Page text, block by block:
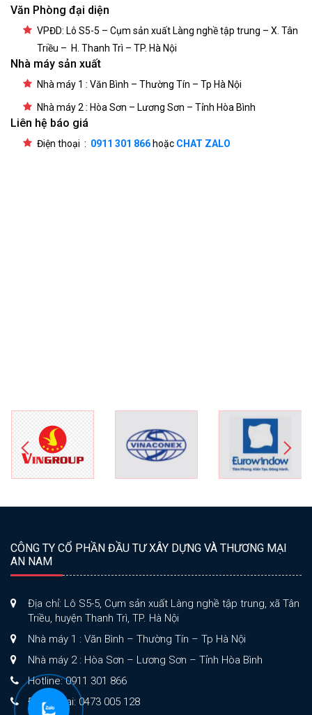
Văn Phòng đại diện
VPĐD: Lô S5-5 – Cụm sản xuất Làng nghề tập trung – X. Tân
Triều – H. Thanh Trì – TP. Hà Nội
Nhà máy sản xuất
Nhà máy 1 : Văn Bình – Thường Tín – Tp Hà Nội
Nhà máy 2 : Hòa Sơn – Lương Sơn – Tỉnh Hòa Bình
Liên hệ báo giá
Điện thoại : 0911 301 866 hoặc CHAT ZALO
CÔNG TY CỔ PHẦN ĐẦU TƯ XÂY DỰNG VÀ THƯƠNG MẠI
AN NAM
Địa chỉ: Lô S5-5, Cụm sản xuất Làng nghề tập trung, xã Tân
Triều, huyện Thanh Trì, TP. Hà Nội
Nhà máy 1 : Văn Bình – Thường Tín – Tp Hà Nội
Nhà máy 2 : Hòa Sơn – Lương Sơn – Tỉnh Hòa Bình
Hotline: 0911 301 866
Điện thoại: 0473 005 128